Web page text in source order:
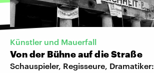
Künstler und Mauerfall
Von der Bühne auf die Straße
Schauspieler, Regisseure,